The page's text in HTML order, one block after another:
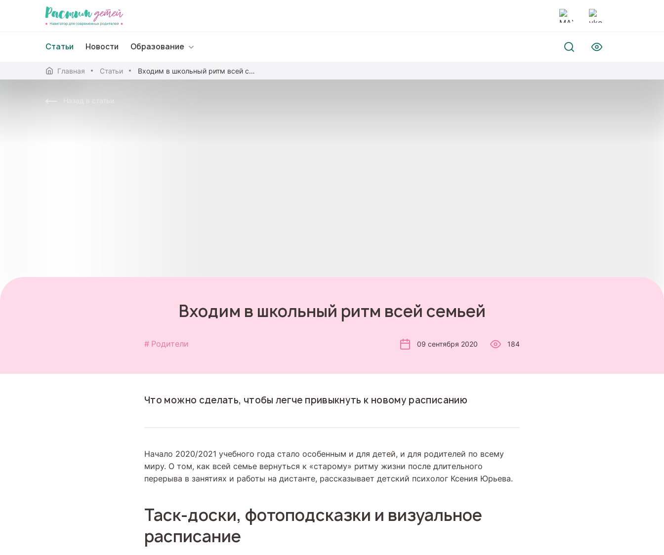
Статьи Новости Образование
Главная Статьи Входим в школьный ритм всей семьей
Назад в статьи
Входим в школьный ритм всей семьей
Родители 09 сентября 2020 184
Что можно сделать, чтобы легче привыкнуть к новому расписанию
Начало 2020/2021 учебного года стало особенным и для детей, и для родителей по всему
миру. О том, как всей семье вернуться к «старому» ритму жизни после длительного
перерыва в занятиях и работы на дистанте, рассказывает детский психолог Ксения Юрьева.
Таск-доски, фотоподсказки и визуальное
расписание